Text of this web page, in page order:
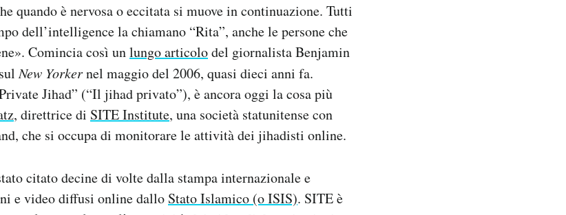
quando è nervosa o eccitata si muove in continuazione. Tutti
dell’intelligence la chiamano “Rita”, anche le persone che
Comincia così unlungo articolodel giornalista Benjamin
New Yorkernel maggio del 2006, quasi dieci anni fa.
Jihad” (“Il jihad privato”), è ancora oggi la cosa più
, direttrice di SITE Institute, una società statunitense con
che si occupa di monitorare le attività dei jihadisti online.
citato decine di volte dalla stampa internazionale e
e video diffusi online dallo Stato Islamico (o ISIS). SITE è